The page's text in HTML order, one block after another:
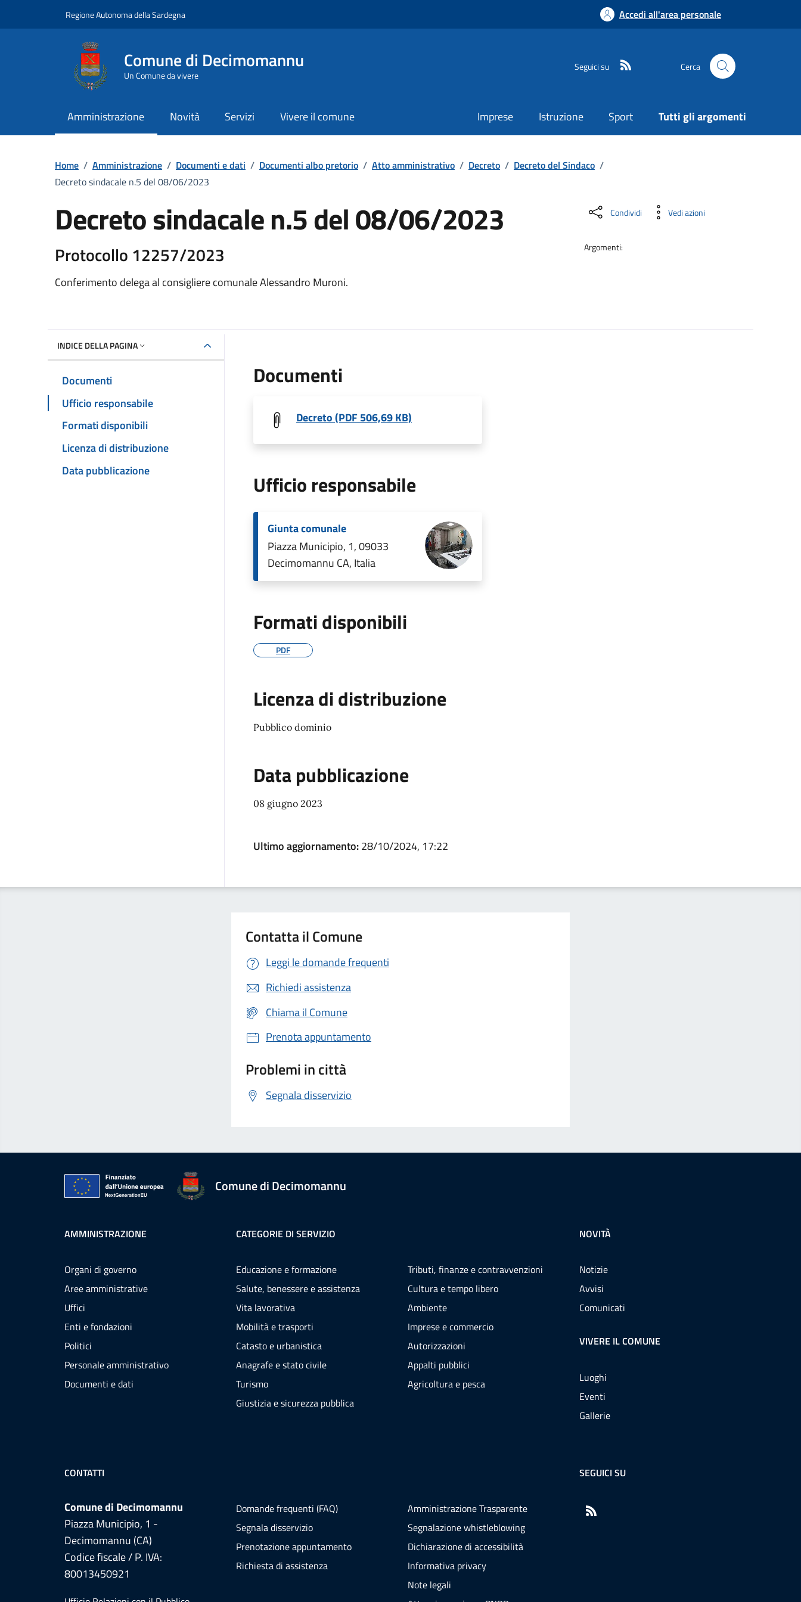
Regione Autonoma della Sardegna Accedi all'area personale
Comune di Decimomannu
Un Comune da vivere
Seguici su Cerca
Amministrazione Novità Servizi Vivere il comune Imprese Istruzione Sport Tutti gli argomenti
Home / Amministrazione / Documenti e dati / Documenti albo pretorio / Atto amministrativo / Decreto / Decreto del Sindaco /
Decreto sindacale n.5 del 08/06/2023
Decreto sindacale n.5 del 08/06/2023
Protocollo 12257/2023
Dettaglio del documento
Conferimento delega al consigliere comunale Alessandro Muroni.
Condividi Vedi azioni
Argomenti:
INDICE DELLA PAGINA
Documenti
Ufficio responsabile
Formati disponibili
Licenza di distribuzione
Data pubblicazione
Documenti
Decreto (PDF 506,69 KB)
Ufficio responsabile
Giunta comunale
Piazza Municipio, 1, 09033
Decimomannu CA, Italia
Formati disponibili
PDF
Licenza di distribuzione
Pubblico dominio
Data pubblicazione
08 giugno 2023
Ultimo aggiornamento:28/10/2024, 17:22
Contatta il Comune
Leggi le domande frequenti
Richiedi assistenza
Chiama il Comune
Prenota appuntamento
Problemi in città
Segnala disservizio
Comune di Decimomannu
AMMINISTRAZIONE
Organi di governo
Aree amministrative
Uffici
Enti e fondazioni
Politici
Personale amministrativo
Documenti e dati
CATEGORIE DI SERVIZIO
Educazione e formazione
Salute, benessere e assistenza
Vita lavorativa
Mobilità e trasporti
Catasto e urbanistica
Anagrafe e stato civile
Turismo
Giustizia e sicurezza pubblica
Tributi, finanze e contravvenzioni
Cultura e tempo libero
Ambiente
Imprese e commercio
Autorizzazioni
Appalti pubblici
Agricoltura e pesca
NOVITÀ
Notizie
Avvisi
Comunicati
VIVERE IL COMUNE
Luoghi
Eventi
Gallerie
CONTATTI
Comune di Decimomannu
Piazza Municipio, 1 -
Decimomannu (CA)
Codice fiscale / P. IVA:
80013450921
Domande frequenti (FAQ)
Segnala disservizio
Prenotazione appuntamento
Richiesta di assistenza
Amministrazione Trasparente
Segnalazione whistleblowing
Dichiarazione di accessibilità
Informativa privacy
Note legali
SEGUICI SU